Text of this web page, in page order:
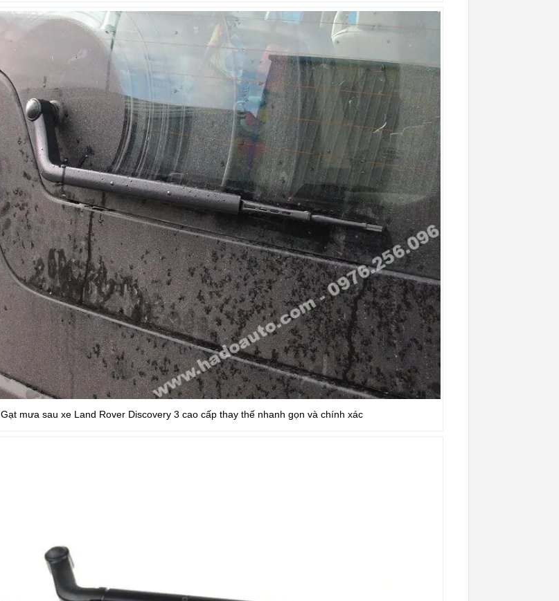
Gạt mưa sau xe Land Rover Discovery 3 cao cấp thay thế nhanh gọn và chính xác